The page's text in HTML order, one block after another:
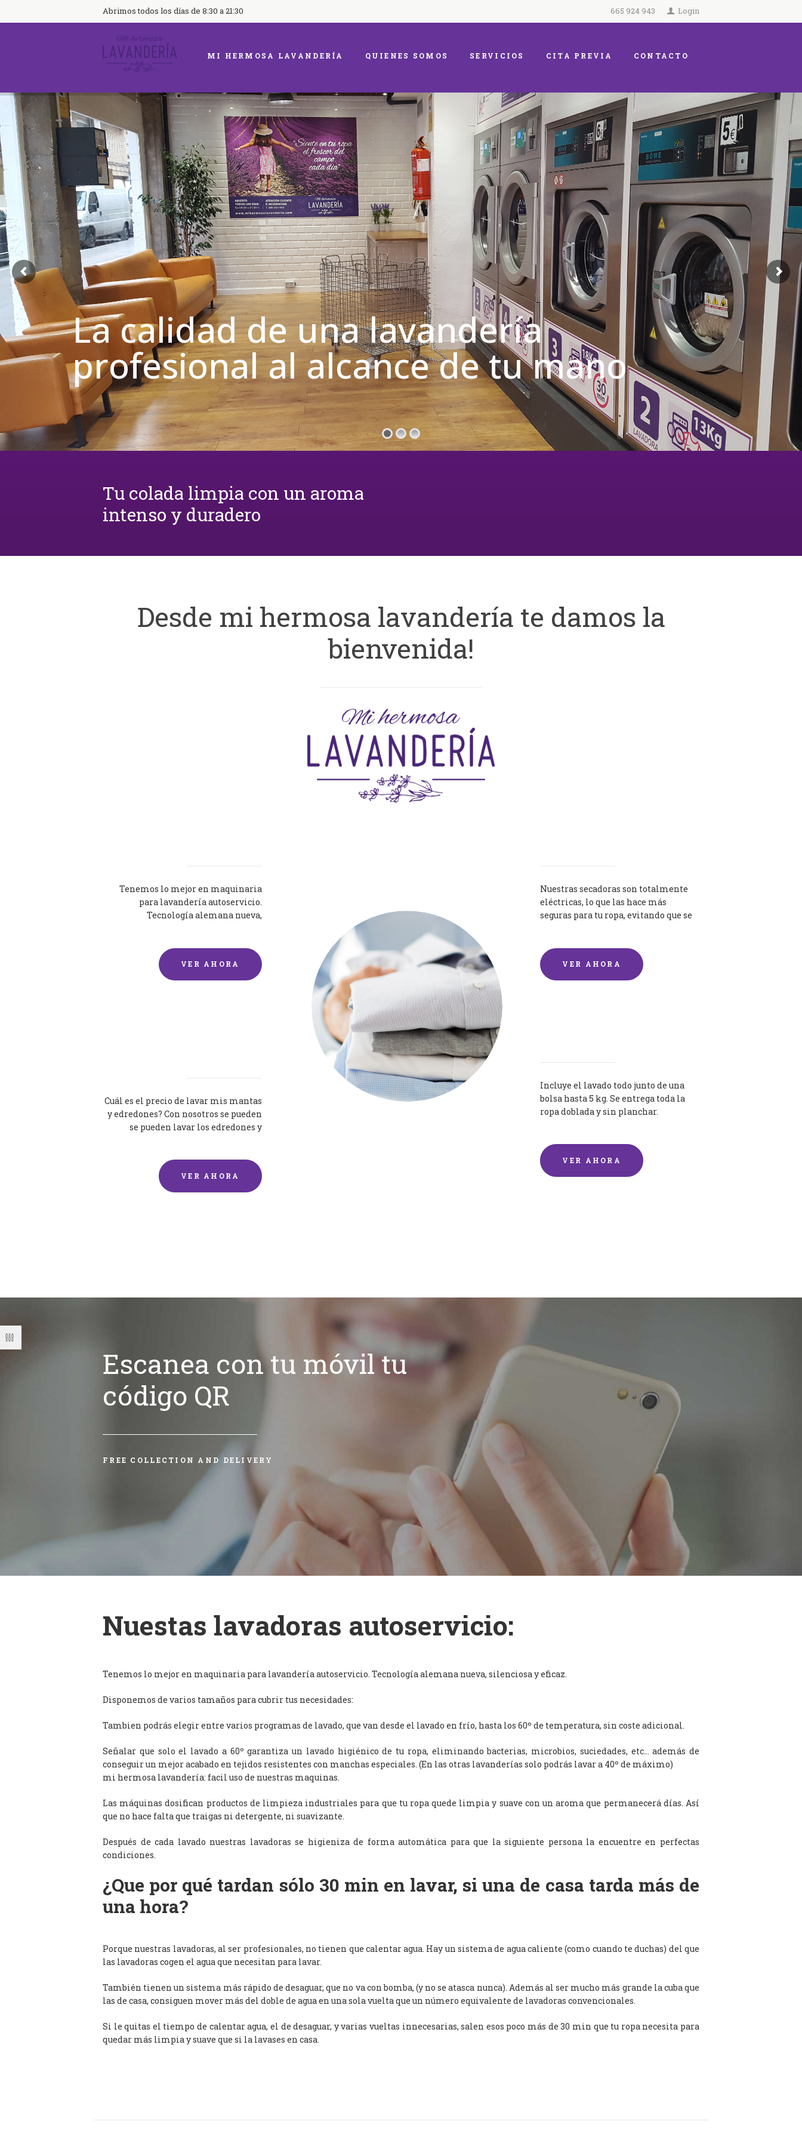
Abrimos todos los días de 8:30 a 21:30 665 924 943 Login
MI HERMOSA LAVANDERÍA QUIENES SOMOS SERVICIOS CITA PREVIA CONTACTO
La calidad de una lavandería
profesional al alcance de tu mano
Tu colada limpia con un aroma
intenso y duradero
Desde mi hermosa lavandería te damos la
bienvenida!
Tenemos lo mejor en maquinaria
para lavandería autoservicio.
Tecnología alemana nueva,
VER AHORA
Nuestras secadoras son totalmente
eléctricas, lo que las hace más
seguras para tu ropa, evitando que se
VER AHORA
Cuál es el precio de lavar mis mantas
y edredones? Con nosotros se pueden
se pueden lavar los edredones y
VER AHORA
Incluye el lavado todo junto de una
bolsa hasta 5 kg. Se entrega toda la
ropa doblada y sin planchar.
VER AHORA
Escanea con tu móvil tu
código QR
FREE COLLECTION AND DELIVERY
Nuestas lavadoras autoservicio:
Tenemos lo mejor en maquinaria para lavandería autoservicio. Tecnología alemana nueva, silenciosa y eficaz.
Disponemos de varios tamaños para cubrir tus necesidades:
Tambien podrás elegir entre varios programas de lavado, que van desde el lavado en frío, hasta los 60º de temperatura, sin coste adicional.
Señalar que solo el lavado a 60º garantiza un lavado higiénico de tu ropa, eliminando bacterias, microbios, suciedades, etc… además de
conseguir un mejor acabado en tejidos resistentes con manchas especiales. (En las otras lavanderías solo podrás lavar a 40º de máximo)
mi hermosa lavandería: facil uso de nuestras maquinas.
Las máquinas dosifican productos de limpieza industriales para que tu ropa quede limpia y suave con un aroma que permanecerá días. Así
que no hace falta que traigas ni detergente, ni suavizante.
Después de cada lavado nuestras lavadoras se higieniza de forma automática para que la siguiente persona la encuentre en perfectas
condiciones.
¿Que por qué tardan sólo 30 min en lavar, si una de casa tarda más de
una hora?
Porque nuestras lavadoras, al ser profesionales, no tienen que calentar agua. Hay un sistema de agua caliente (como cuando te duchas) del que
las lavadoras cogen el agua que necesitan para lavar.
También tienen un sistema más rápido de desaguar, que no va con bomba, (y no se atasca nunca). Además al ser mucho más grande la cuba que
las de casa, consiguen mover más del doble de agua en una sola vuelta que un número equivalente de lavadoras convencionales.
Si le quitas el tiempo de calentar agua, el de desaguar, y varias vueltas innecesarias, salen esos poco más de 30 min que tu ropa necesita para
quedar más limpia y suave que si la lavases en casa.